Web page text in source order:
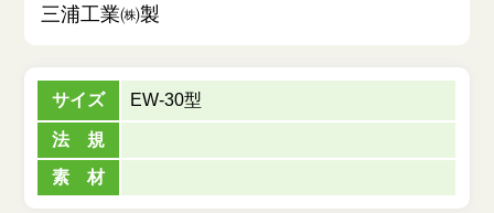
三浦工業㈱製
サイズ EW-30型
法 規
素 材